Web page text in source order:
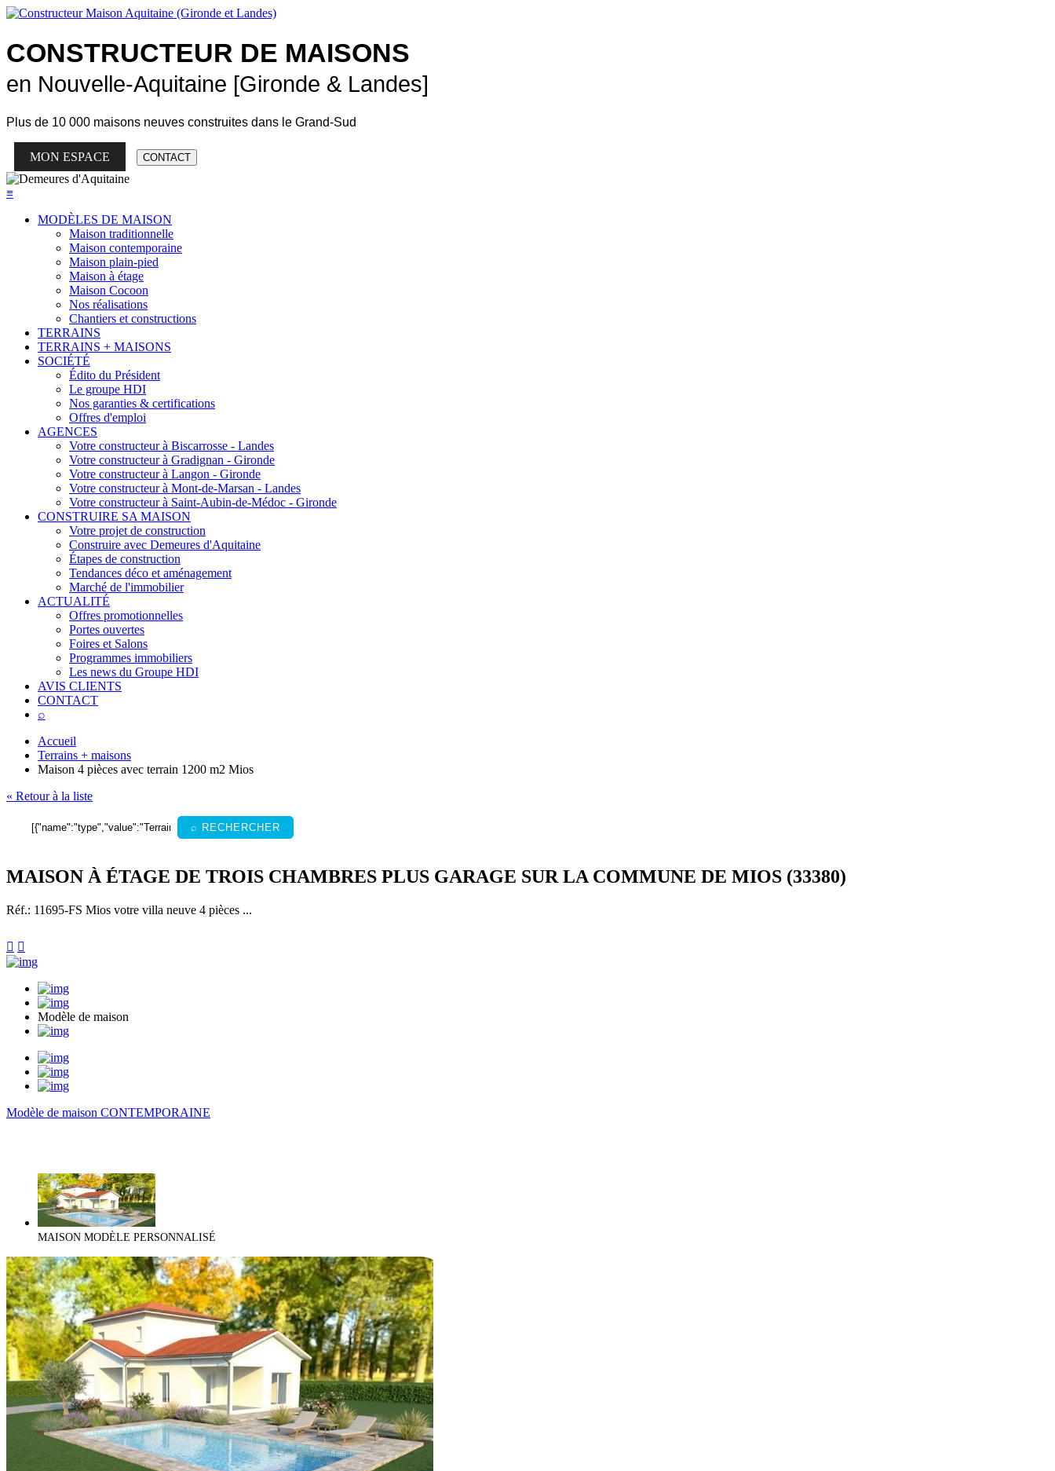
CONSTRUCTEUR DE MAISONS
en Nouvelle-Aquitaine [Gironde & Landes]
Plus de 10 000 maisons neuves construites dans le Grand-Sud
MON ESPACE CONTACT
≡
MODÈLES DE MAISON
Maison traditionnelle
Maison contemporaine
Maison plain-pied
Maison à étage
Maison Cocoon
Nos réalisations
Chantiers et constructions
TERRAINS
TERRAINS + MAISONS
SOCIÉTÉ
Édito du Président
Le groupe HDI
Nos garanties & certifications
Offres d'emploi
AGENCES
Votre constructeur à Biscarrosse - Landes
Votre constructeur à Gradignan - Gironde
Votre constructeur à Langon - Gironde
Votre constructeur à Mont-de-Marsan - Landes
Votre constructeur à Saint-Aubin-de-Médoc - Gironde
CONSTRUIRE SA MAISON
Votre projet de construction
Construire avec Demeures d'Aquitaine
Étapes de construction
Tendances déco et aménagement
Marché de l'immobilier
ACTUALITÉ
Offres promotionnelles
Portes ouvertes
Foires et Salons
Programmes immobiliers
Les news du Groupe HDI
AVIS CLIENTS
CONTACT
⌕
Accueil
Terrains + maisons
Maison 4 pièces avec terrain 1200 m2 Mios
« Retour à la liste
⌕ RECHERCHER
MAISON À ÉTAGE DE TROIS CHAMBRES PLUS GARAGE SUR LA COMMUNE DE MIOS (33380)
Réf.: 11695-FS Mios votre villa neuve 4 pièces ...
 
Modèle de maison
Modèle de maison CONTEMPORAINE
MAISON MODÈLE PERSONNALISÉ